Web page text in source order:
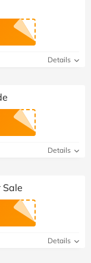
Details
Details
Sale
Details